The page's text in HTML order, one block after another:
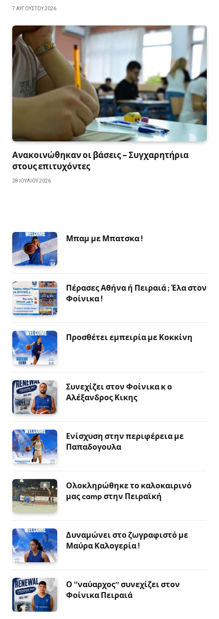
7 ΑΥΓΟΎΣΤΟΥ 2026
Ανακοινώθηκαν οι βάσεις – Συγχαρητήρια
στους επιτυχόντες
28 ΙΟΥΛΊΟΥ 2026
Μπαμ με Μπατσκα !
Πέρασες Αθήνα ή Πειραιά ; Έλα στον
Φοίνικα !
Προσθέτει εμπειρία με Κοκκίνη
Συνεχίζει στον Φοίνικα κ ο
Αλέξανδρος Κικης
Ενίσχυση στην περιφέρεια με
Παπαδογουλα
Ολοκληρώθηκε το καλοκαιρινό
μας camp στην Πειραϊκή
Δυναμώνει στο ζωγραφιστό με
Μαύρα Καλογερία !
Ο “ναύαρχος” συνεχίζει στον
Φοίνικα Πειραιά